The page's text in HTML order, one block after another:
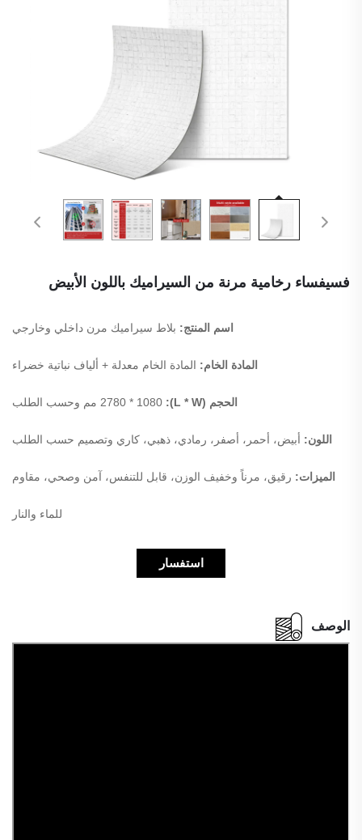
فسيفساء رخامية مرنة من السيراميك باللون الأبيض
اسم المنتج: بلاط سيراميك مرن داخلي وخارجي
المادة الخام: المادة الخام معدلة + ألياف نباتية خضراء
الحجم (L * W): 2780 * 1080 مم وحسب الطلب
اللون: أبيض، أحمر، أصفر، رمادي، ذهبي، كاري وتصميم حسب الطلب
الميزات: رقيق، مرناً وخفيف الوزن، قابل للتنفس، آمن وصحي، مقاوم
للماء والنار
استفسار
الوصف